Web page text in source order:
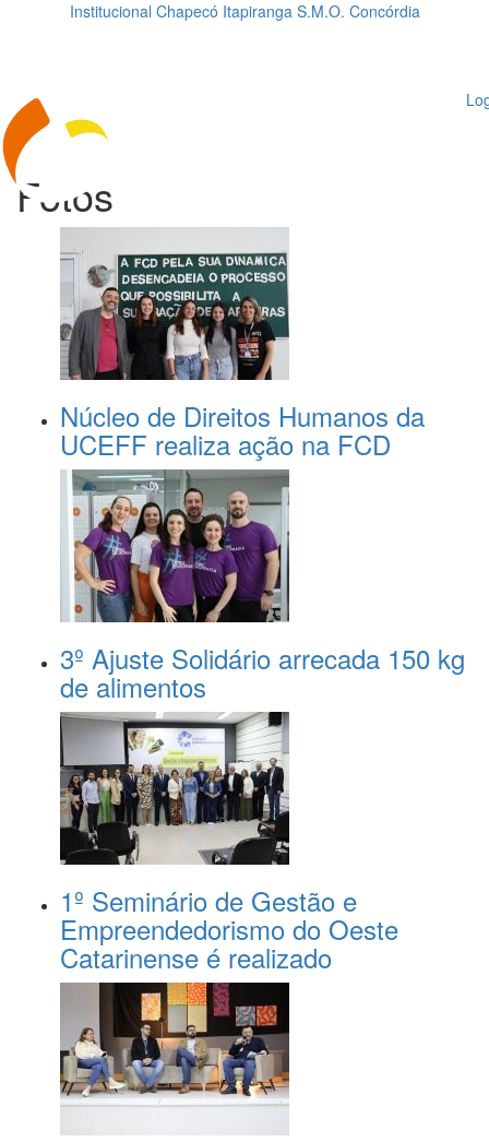
Institucional Chapecó Itapiranga S.M.O. Concórdia
Fotos
Núcleo de Direitos Humanos da
UCEFF realiza ação na FCD
3º Ajuste Solidário arrecada 150 kg
de alimentos
1º Seminário de Gestão e
Empreendedorismo do Oeste
Catarinense é realizado